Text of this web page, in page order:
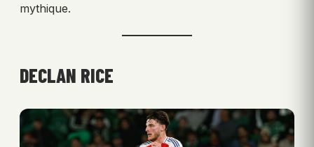
mythique.
DECLAN RICE